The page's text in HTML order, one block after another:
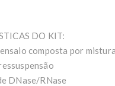
DO KIT:
composta por
DNase/RNase